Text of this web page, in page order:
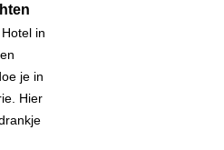
in
je in
Hier